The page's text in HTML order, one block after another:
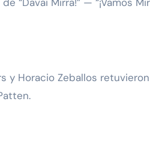
y Horacio Zeballos